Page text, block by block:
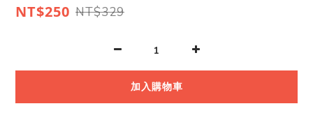
NT$250 NT$329
加入購物車